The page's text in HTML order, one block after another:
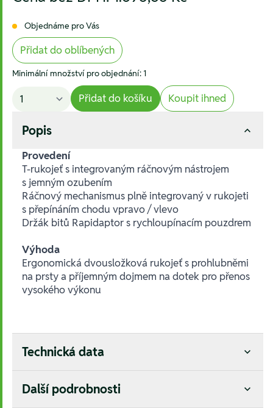
Objednáme pro Vás
Přidat do oblíbených
Minimální množství pro objednání: 1
Přidat do košíku Koupit ihned
Popis
Provedení
T-rukojeť s integrovaným ráčnovým nástrojem
s jemným ozubením
Ráčnový mechanismus plně integrovaný v rukojeti
s přepínáním chodu vpravo / vlevo
Držák bitů Rapidaptor s rychloupínacím pouzdrem
Výhoda
Ergonomická dvousložková rukojeť s prohlubněmi
na prsty a příjemným dojmem na dotek pro přenos
vysokého výkonu
Technická data
Další podrobnosti